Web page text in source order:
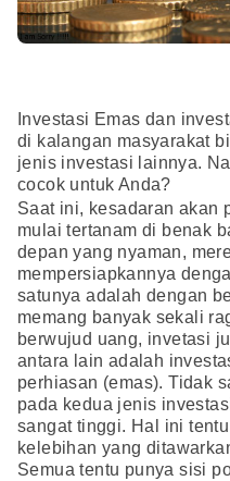
Investasi Emas dan
di kalangan masyarakat
jenis investasi lainnya.
cocok untuk Anda?
Saat ini, kesadaran akan
mulai tertanam di benak
depan yang nyaman,
mempersiapkannya
satunya adalah dengan
memang banyak sekali
berwujud uang, invetasi
antara lain adalah
perhiasan (emas). Tidak
pada kedua jenis
sangat tinggi. Hal ini
kelebihan yang
Semua tentu punya sisi